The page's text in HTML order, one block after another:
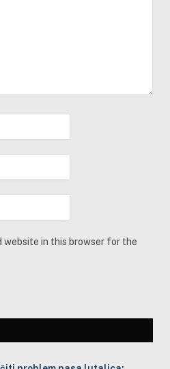
website in this browser for the